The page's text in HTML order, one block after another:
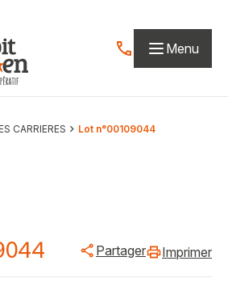
Contactez-nous
Menu
CARRIERES Lot n°00109044
Partager Imprimer